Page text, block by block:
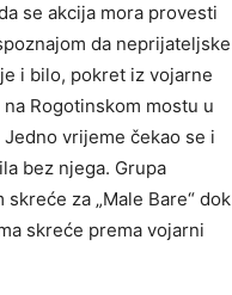
se akcija mora provesti
da neprijateljske
i bilo, pokret iz vojarne
Rogotinskom mostu u
vrijeme čekao se i
bez njega. Grupa
za „Male Bare“ dok
skreće prema vojarni